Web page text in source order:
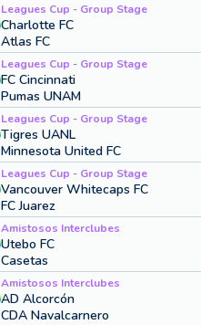
Leagues Cup - Group Stage
Charlotte FC
Atlas FC
Leagues Cup - Group Stage
FC Cincinnati
Pumas UNAM
Leagues Cup - Group Stage
Tigres UANL
Minnesota United FC
Leagues Cup - Group Stage
Vancouver Whitecaps FC
FC Juarez
Amistosos Interclubes
Utebo FC
Casetas
Amistosos Interclubes
AD Alcorcón
CDA Navalcarnero